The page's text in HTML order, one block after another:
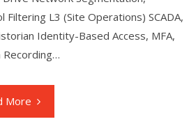
Filtering L3 (Site Operations) SCADA,
Identity-Based Access, MFA,
Recording…
More